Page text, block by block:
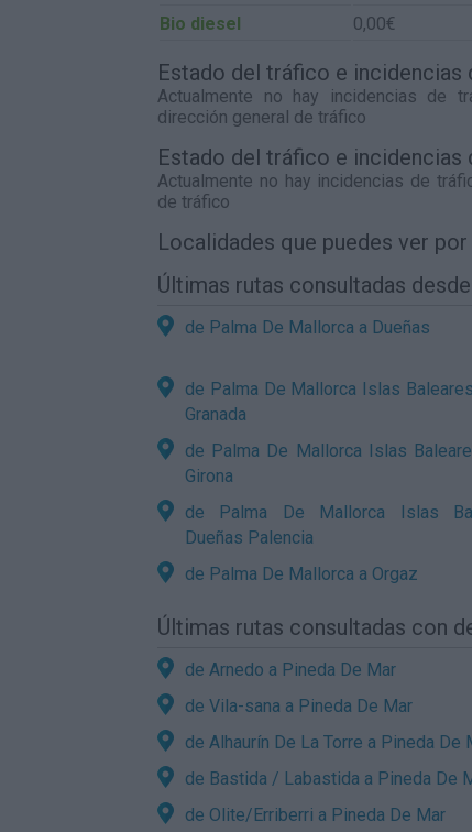
Bio diesel
0,00€
Estado del tráfico e incidencias
Actualmente no hay incidencias de
dirección general de tráfico
Estado del tráfico e incidencias
Actualmente no hay incidencias de
de tráfico
Localidades que puedes ver
Últimas rutas consultadas
de Palma De Mallorca a Dueñas
de Palma De Mallorca Islas
Granada
de Palma De Mallorca Islas
Girona
de Palma De Mallorca Islas
Dueñas Palencia
de Palma De Mallorca a Orgaz
Últimas rutas consultadas con
de Arnedo a Pineda De Mar
de Vila-sana a Pineda De Mar
de Alhaurín De La Torre a Pineda De
de Bastida / Labastida a Pineda De
de Olite/Erriberri a Pineda De Mar